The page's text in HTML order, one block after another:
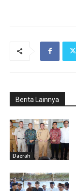
Berita Lainnya
Daerah